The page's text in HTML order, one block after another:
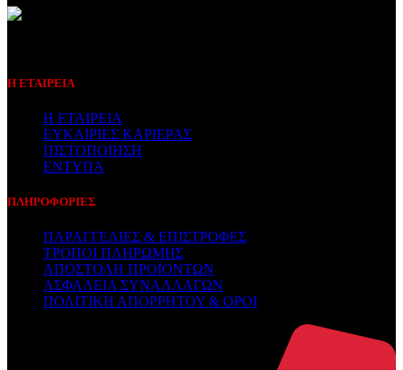
Η ΕΤΑΙΡΕΙΑ
Η ΕΤΑΙΡΕΙΑ
ΕΥΚΑΙΡΙΕΣ ΚΑΡΙΕΡΑΣ
ΠΙΣΤΟΠΟΙΗΣΗ
ΕΝΤΥΠΑ
ΠΛΗΡΟΦΟΡΙΕΣ
ΠΑΡΑΓΓΕΛΙΕΣ & ΕΠΙΣΤΡΟΦΕΣ
ΤΡΟΠΟΙ ΠΛΗΡΩΜΗΣ
ΑΠΟΣΤΟΛΗ ΠΡΟΪΟΝΤΩΝ
ΑΣΦΑΛΕΙΑ ΣΥΝΑΛΛΑΓΩΝ
ΠΟΛΙΤΙΚΗ ΑΠΟΡΡΗΤΟΥ & ΟΡΟΙ